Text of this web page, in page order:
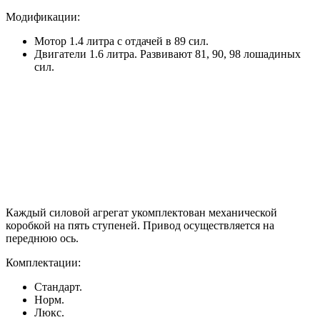
Модификации:
Мотор 1.4 литра с отдачей в 89 сил.
Двигатели 1.6 литра. Развивают 81, 90, 98 лошадиных
сил.
Каждый силовой агрегат укомплектован механической
коробкой на пять ступеней. Привод осуществляется на
переднюю ось.
Комплектации:
Стандарт.
Норм.
Люкс.